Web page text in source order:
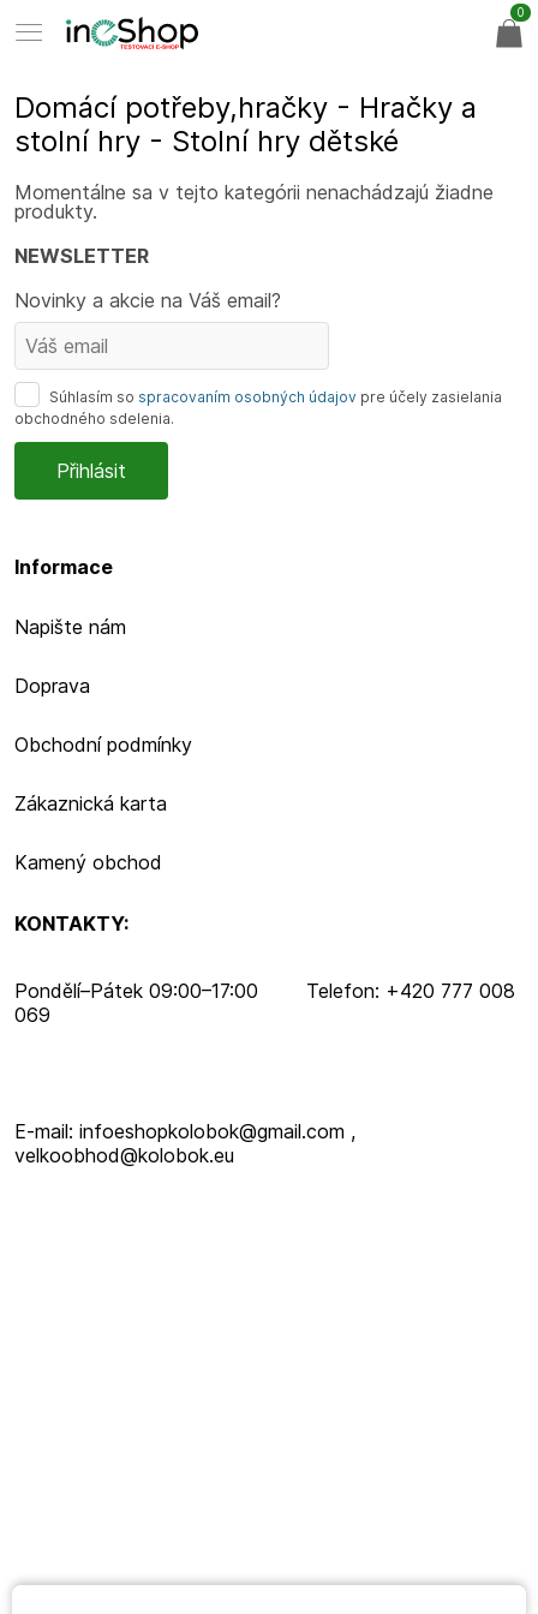
Domácí potřeby,hračky - Hračky a
stolní hry - Stolní hry dětské
Momentálne sa v tejto kategórii nenachádzajú žiadne
produkty.
0
NEWSLETTER
Novinky a akcie na Váš email?
Súhlasím so spracovaním osobných údajov pre účely zasielania
obchodného sdelenia.
Informace
Napište nám
Doprava
Obchodní podmínky
Zákaznická karta
Kamený obchod
KONTAKTY:
Pondělí–​Pátek 09:00–​17:00 Telefon: +420 777 008
069
E-mail: infoeshopkolobok@gmail.com ,
velkoobhod@kolobok.eu